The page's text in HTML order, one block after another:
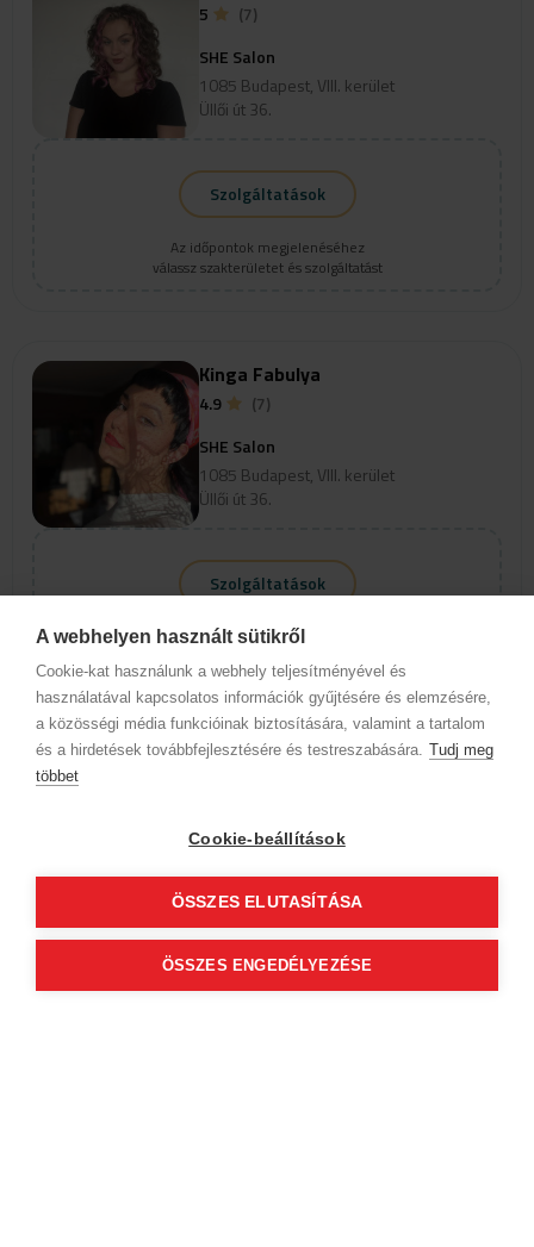
A webhelyen használt sütikről
Cookie-kat használunk a webhely teljesítményével és
használatával kapcsolatos információk gyűjtésére és elemzésére,
a közösségi média funkcióinak biztosítására, valamint a tartalom
és a hirdetések továbbfejlesztésére és testreszabására. Tudj meg
többet
Cookie-beállítások
ÖSSZES ELUTASÍTÁSA
ÖSSZES ENGEDÉLYEZÉSE
Szolgáltatások
Az időpontok megjelenéséhez
válassz szakterületet és szolgáltatást
5
(7)
SHE Salon
1085 Budapest, VIII. kerület
Üllői út 36.
Szolgáltatások
Az időpontok megjelenéséhez
Kinga Fabulya
4.9
(7)
SHE Salon
1085 Budapest, VIII. kerület
Üllői út 36.
Szolgáltatások
Tiara Nagy
SHE Salon